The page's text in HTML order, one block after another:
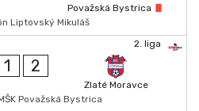
Považská Bystrica
Liptovský Mikuláš
2. liga
1 2
Zlaté Moravce
Považská Bystrica